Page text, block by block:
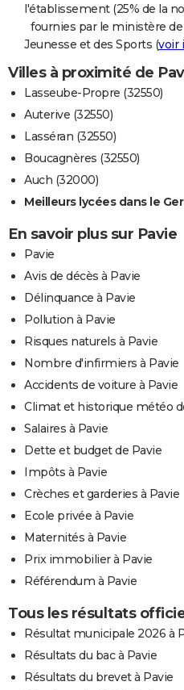
l'établissement (25% de la
fournies par le ministère
Jeunesse et des Sports (voir
Villes à proximité de
Lasseube-Propre (32550)
Auterive (32550)
Lasséran (32550)
Boucagnères (32550)
Auch (32000)
Meilleurs lycées dans le
En savoir plus sur Pavie
Pavie
Avis de décès à Pavie
Délinquance à Pavie
Pollution à Pavie
Risques naturels à Pavie
Nombre d'infirmiers à Pavie
Accidents de voiture à Pavie
Climat et historique météo
Salaires à Pavie
Dette et budget de Pavie
Impôts à Pavie
Crèches et garderies à Pavie
Ecole privée à Pavie
Maternités à Pavie
Prix immobilier à Pavie
Référendum à Pavie
Tous les résultats
Résultat municipale 2026 à
Résultats du bac à Pavie
Résultats du brevet à Pavie